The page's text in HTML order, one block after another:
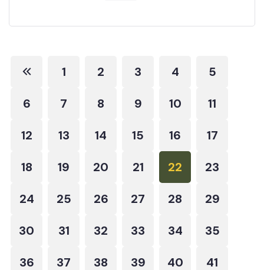
1 2 3 4 5
6 7 8 9 10 11
12 13 14 15 16 17
18 19 20 21 22 23
24 25 26 27 28 29
30 31 32 33 34 35
36 37 38 39 40 41